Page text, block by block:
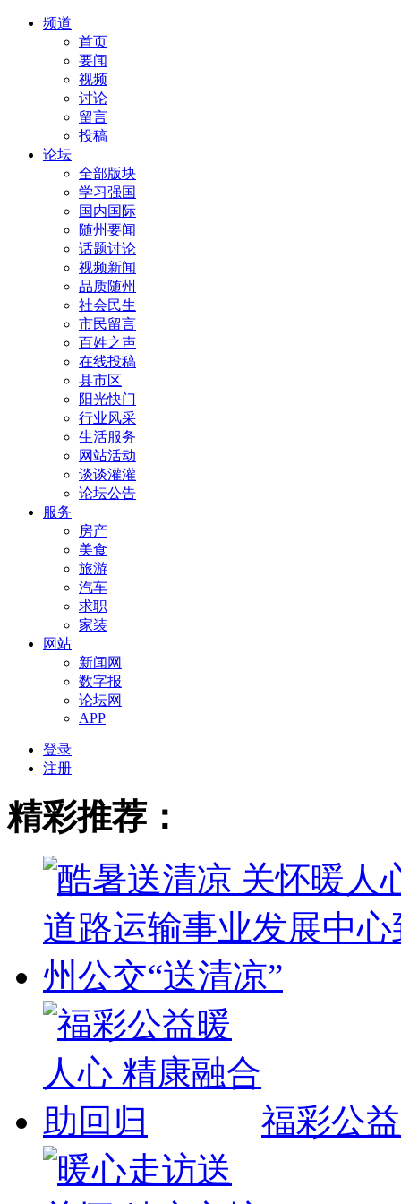
频道
首页
要闻
视频
讨论
留言
投稿
论坛
全部版块
学习强国
国内国际
随州要闻
话题讨论
视频新闻
品质随州
社会民生
市民留言
百姓之声
在线投稿
县市区
阳光快门
行业风采
生活服务
网站活动
谈谈灌灌
论坛公告
服务
房产
美食
旅游
汽车
求职
家装
网站
新闻网
数字报
论坛网
APP
登录
注册
精彩推荐：
福彩公